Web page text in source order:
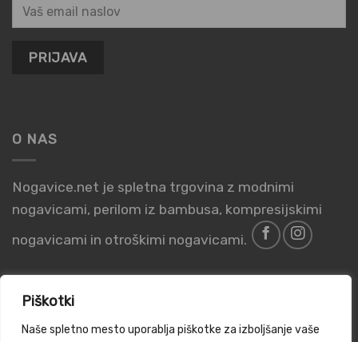
Piškotki
Naše spletno mesto uporablja piškotke za izboljšanje vaše
O NAS
Nogavice.net je spletna trgovina z modnimi
nogavicami, perilom iz bambusa, kompresijskimi
nogavicami in otroškimi nogavicami.